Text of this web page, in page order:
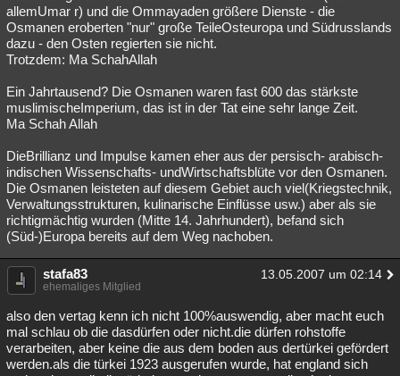
allemUmar r) und die Ommayaden größere Dienste - die
Osmanen eroberten "nur" große TeileOsteuropa und Südrusslands
dazu - den Osten regierten sie nicht.
Trotzdem: Ma SchahAllah
Ein Jahrtausend? Die Osmanen waren fast 600 das stärkste
muslimischeImperium, das ist in der Tat eine sehr lange Zeit.
Ma Schah Allah
DieBrillianz und Impulse kamen eher aus der persisch- arabisch-
indischen Wissenschafts- undWirtschaftsblüte vor den Osmanen.
Die Osmanen leisteten auf diesem Gebiet auch viel(Kriegstechnik,
Verwaltungsstrukturen, kulinarische Einflüsse usw.) aber als sie
richtigmächtig wurden (Mitte 14. Jahrhundert), befand sich
(Süd-)Europa bereits auf dem Weg nachoben.
stafa83 13.05.2007 um 02:14
ehemaliges Mitglied
also den vertag kenn ich nicht 100%auswendig, aber macht euch
mal schlau ob die dasdürfen oder nicht.die dürfen rohstoffe
verarbeiten, aber keine die aus dem boden aus dertürkei gefördert
werden.als die türkei 1923 ausgerufen wurde, hat england sich